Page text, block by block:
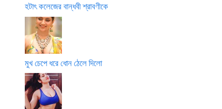
হটাৎ কলেজের বান্ধবী শ্রাবণীকে
মুখ চেপে ধরে ধোন ঠেলে দিলো